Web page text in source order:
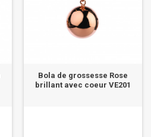
Bola de grossesse Rose
brillant avec coeur VE201